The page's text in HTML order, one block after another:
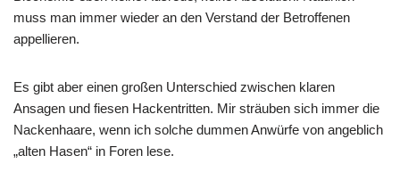
muss man immer wieder an den Verstand der Betroffenen
appellieren.
Es gibt aber einen großen Unterschied zwischen klaren
Ansagen und fiesen Hackentritten. Mir sträuben sich immer die
Nackenhaare, wenn ich solche dummen Anwürfe von angeblich
„alten Hasen“ in Foren lese.